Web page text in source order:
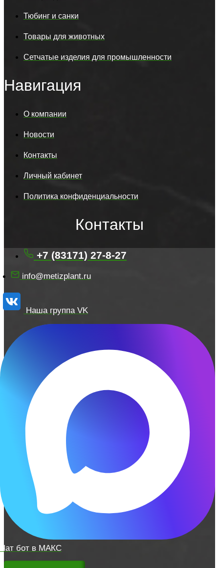
Тюбинг и санки
Товары для животных
Сетчатые изделия для промышленности
Навигация
О компании
Новости
Контакты
Личный кабинет
Политика конфиденциальности
Контакты
+7 (83171) 27-8-27
info@metizplant.ru
Наша группа VK
Чат бот в МАКС